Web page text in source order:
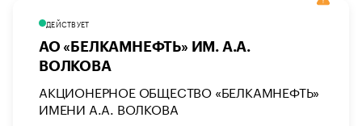
ДЕЙСТВУЕТ
АО «БЕЛКАМНЕФТЬ» ИМ. А.А.
ВОЛКОВА
АКЦИОНЕРНОЕ ОБЩЕСТВО «БЕЛКАМНЕФТЬ»
ИМЕНИ А.А. ВОЛКОВА